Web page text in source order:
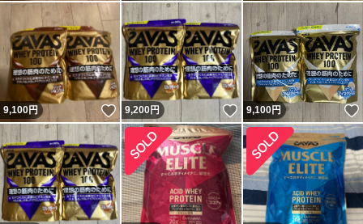
9,100円 いいね！
9,200円 いいね！
9,100円